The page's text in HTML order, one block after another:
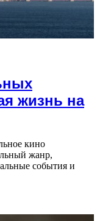
жизнь на
кино
жанр,
события и